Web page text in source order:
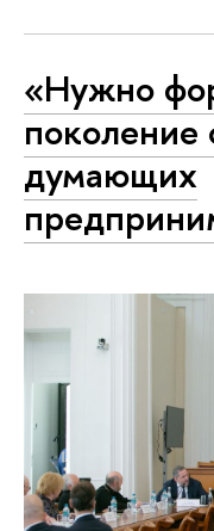
«Нужно
поколение
думающих